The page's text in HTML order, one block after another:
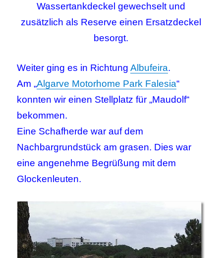
Wassertankdeckel gewechselt und
zusätzlich als Reserve einen Ersatzdeckel
besorgt.
Weiter ging es in RichtungAlbufeira.
Am „Algarve Motorhome Park Falesia“
konnten wir einen Stellplatz für „Maudolf“
bekommen.
Eine Schafherde war auf dem
Nachbargrundstück am grasen. Dies war
eine angenehme Begrüßung mit dem
Glockenleuten.